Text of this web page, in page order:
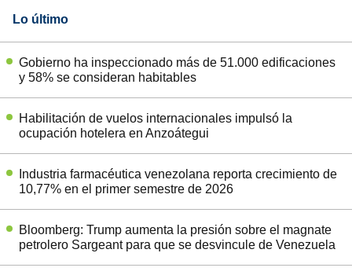
Lo último
Gobierno ha inspeccionado más de 51.000 edificaciones
y 58% se consideran habitables
Habilitación de vuelos internacionales impulsó la
ocupación hotelera en Anzoátegui
Industria farmacéutica venezolana reporta crecimiento de
10,77% en el primer semestre de 2026
Bloomberg: Trump aumenta la presión sobre el magnate
petrolero Sargeant para que se desvincule de Venezuela